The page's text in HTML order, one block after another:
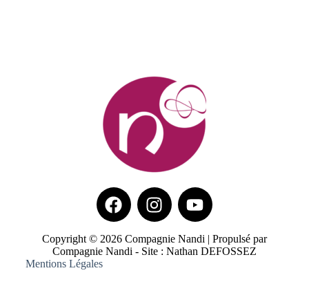
Copyright © 2026 Compagnie Nandi | Propulsé par
Compagnie Nandi - Site : Nathan DEFOSSEZ
Mentions Légales